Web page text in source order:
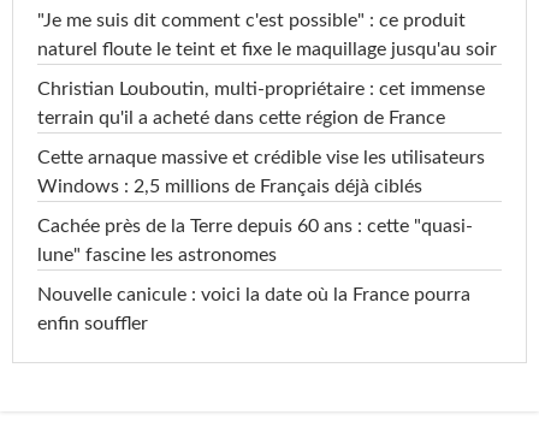
"Je me suis dit comment c'est possible" : ce produit
naturel floute le teint et fixe le maquillage jusqu'au soir
Christian Louboutin, multi-propriétaire : cet immense
terrain qu'il a acheté dans cette région de France
Cette arnaque massive et crédible vise les utilisateurs
Windows : 2,5 millions de Français déjà ciblés
Cachée près de la Terre depuis 60 ans : cette "quasi-
lune" fascine les astronomes
Nouvelle canicule : voici la date où la France pourra
enfin souffler